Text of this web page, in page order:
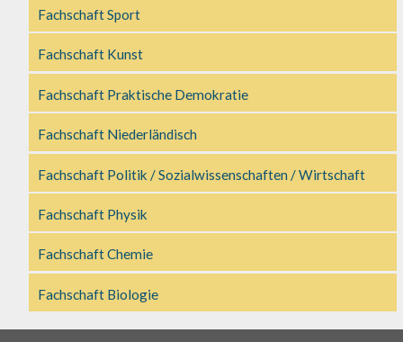
Fachschaft Sport
Fachschaft Kunst
Fachschaft Praktische Demokratie
Fachschaft Niederländisch
Fachschaft Politik / Sozialwissenschaften / Wirtschaft
Fachschaft Physik
Fachschaft Chemie
Fachschaft Biologie